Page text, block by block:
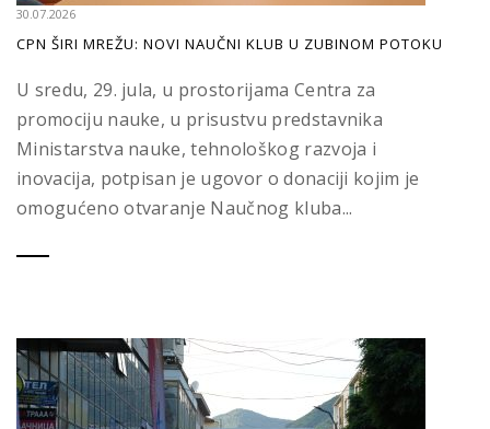
30.07.2026
CPN ŠIRI MREŽU: NOVI NAUČNI KLUB U ZUBINOM POTOKU
U sredu, 29. jula, u prostorijama Centra za
promociju nauke, u prisustvu predstavnika
Ministarstva nauke, tehnološkog razvoja i
inovacija, potpisan je ugovor o donaciji kojim je
omogućeno otvaranje Naučnog kluba...